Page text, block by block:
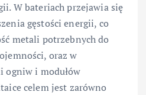
W bateriach przejawia się
gęstości energii, co
metali potrzebnych do
oraz w
ogniw i modułów
celem jest zarówno